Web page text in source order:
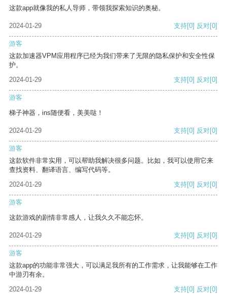
这款app就像我的私人导师，带领我探索知识的奥秘。
2024-01-29 支持[0] 反对[0]
游客
这款加速器VPM应用程序已经为我们带来了无限的隐私保护和安全性保
护。
2024-01-29
支持[0] 反对[0]
游客
梯子神器，ins随便看，美美哒！
2024-01-29 支持[0] 反对[0]
游客
这款软件非常实用，可以帮助我解决很多问题。比如，我可以使用它来
查找资料、翻译语言、编写代码等。
2024-01-29
支持[0] 反对[0]
游客
这款游戏的剧情非常感人，让我久久不能忘怀。
2024-01-29 支持[0] 反对[0]
游客
这款app的功能非常强大，可以满足我所有的工作需求，让我能够在工作
中游刃有余。
2024-01-29
支持[0] 反对[0]